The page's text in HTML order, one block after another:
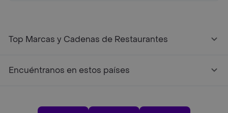
Top Marcas y Cadenas de Restaurantes
Encuéntranos en estos países